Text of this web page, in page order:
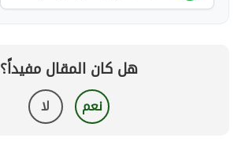
هل كان المقال مفيداً؟
نعم لا